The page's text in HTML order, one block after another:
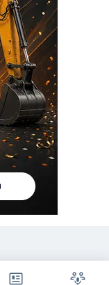
на Экскаватор Ру